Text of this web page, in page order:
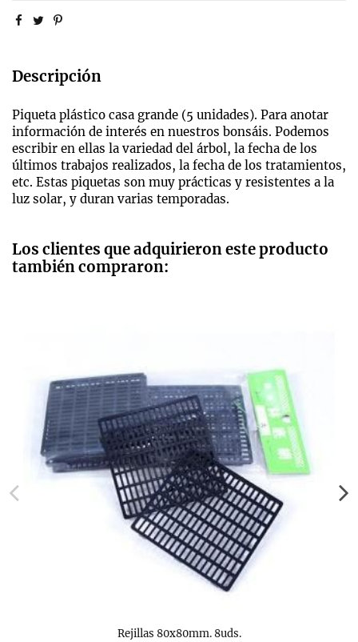
Descripción
Piqueta plástico casa grande (5 unidades). Para anotar
información de interés en nuestros bonsáis. Podemos
escribir en ellas la variedad del árbol, la fecha de los
últimos trabajos realizados, la fecha de los tratamientos,
etc. Estas piquetas son muy prácticas y resistentes a la
luz solar, y duran varias temporadas.
Los clientes que adquirieron este producto
también compraron:
Rejillas 80x80mm. 8uds.